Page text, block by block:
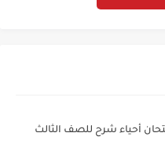
أحياء شرح للصف الثالث